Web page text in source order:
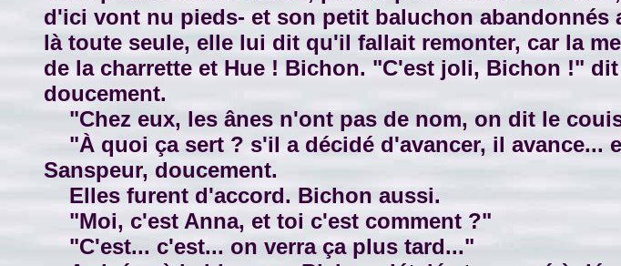
d'ici vont nu pieds- et son petit baluchon
là toute seule, elle lui dit qu'il fallait remonter, car la
de la charrette et Hue ! Bichon. "C'est joli, Bichon !"
doucement.
"Chez eux, les ânes n'ont pas de nom, on dit le
"À quoi ça sert ? s'il a décidé d'avancer, il avance...
Sanspeur, doucement.
Elles furent d'accord. Bichon aussi.
"Moi, c'est Anna, et toi c'est comment ?"
"C'est... c'est... on verra ça plus tard..."